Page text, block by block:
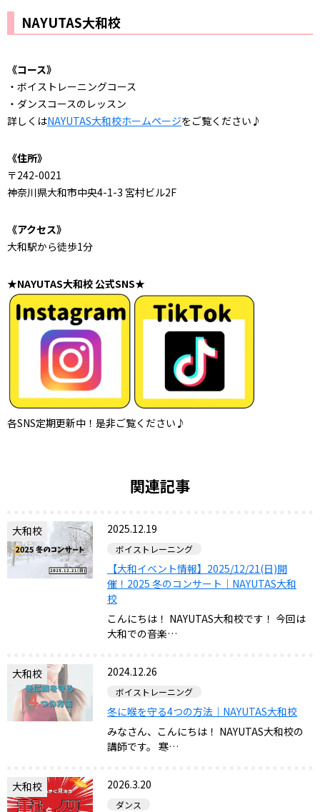
NAYUTAS大和校
《コース》
・ボイストレーニングコース
・ダンスコースのレッスン
詳しくはNAYUTAS大和校ホームページをご覧ください♪
《住所》
〒242-0021
神奈川県大和市中央4-1-3 宮村ビル2F
《アクセス》
大和駅から徒歩1分
★NAYUTAS大和校 公式SNS★
各SNS定期更新中！是非ご覧ください♪
関連記事
大和校 2025.12.19
ボイストレーニング
【大和イベント情報】2025/12/21(日)開
催！2025 冬のコンサート｜NAYUTAS大和
校
こんにちは！ NAYUTAS大和校です！ 今回は
大和での音楽…
大和校 2024.12.26
ボイストレーニング
冬に喉を守る4つの方法｜NAYUTAS大和校
みなさん、こんにちは！ NAYUTAS大和校の
講師です。 寒…
大和校 2026.3.20
ダンス